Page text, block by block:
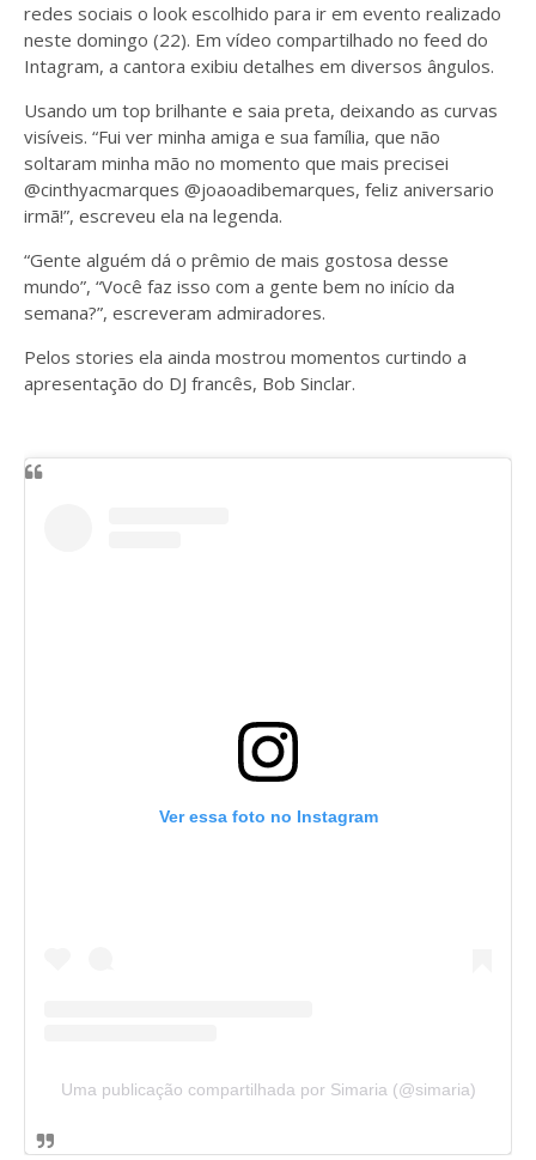
redes sociais o look escolhido para ir em evento realizado
neste domingo (22). Em vídeo compartilhado no feed do
Intagram, a cantora exibiu detalhes em diversos ângulos.
Usando um top brilhante e saia preta, deixando as curvas
visíveis. “Fui ver minha amiga e sua família, que não
soltaram minha mão no momento que mais precisei
@cinthyacmarques @joaoadibemarques, feliz aniversario
irmã!”, escreveu ela na legenda.
“Gente alguém dá o prêmio de mais gostosa desse
mundo”, “Você faz isso com a gente bem no início da
semana?”, escreveram admiradores.
Pelos stories ela ainda mostrou momentos curtindo a
apresentação do DJ francês, Bob Sinclar.
Ver essa foto no Instagram
Uma publicação compartilhada por Simaria (@simaria)